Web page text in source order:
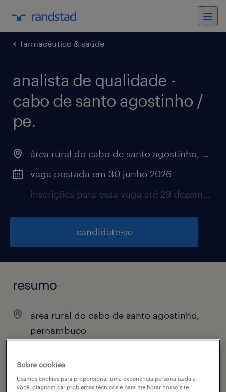
farmacêutico & saúde
analista de qualidade -
cabo de santo agostinho /
pe.
área rural do cabo de santo agostinho, pernambuco
vaga postada em 30 junho 2026
inscrições para essa vaga até 29 dezembro 2026
candidate-se
resumo
área rural do cabo de santo agostinho,
pernambuco
permanente
Sobre cookies
Usamos cookies para proporcionar uma experiência personalizada a
você, diagnosticar problemas técnicos e para melhorar nosso site.